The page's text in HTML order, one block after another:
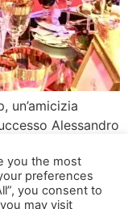
un’amicizia
Alessandro
unica con
Uniti. La loro
importanti, come
you the most
preferences
you consent to
may visit